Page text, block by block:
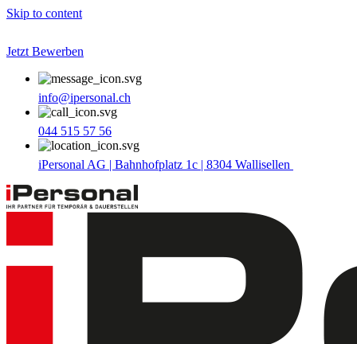
Skip to content
Jetzt Bewerben
info@ipersonal.ch
044 515 57 56
iPersonal AG | Bahnhofplatz 1c | 8304 Wallisellen